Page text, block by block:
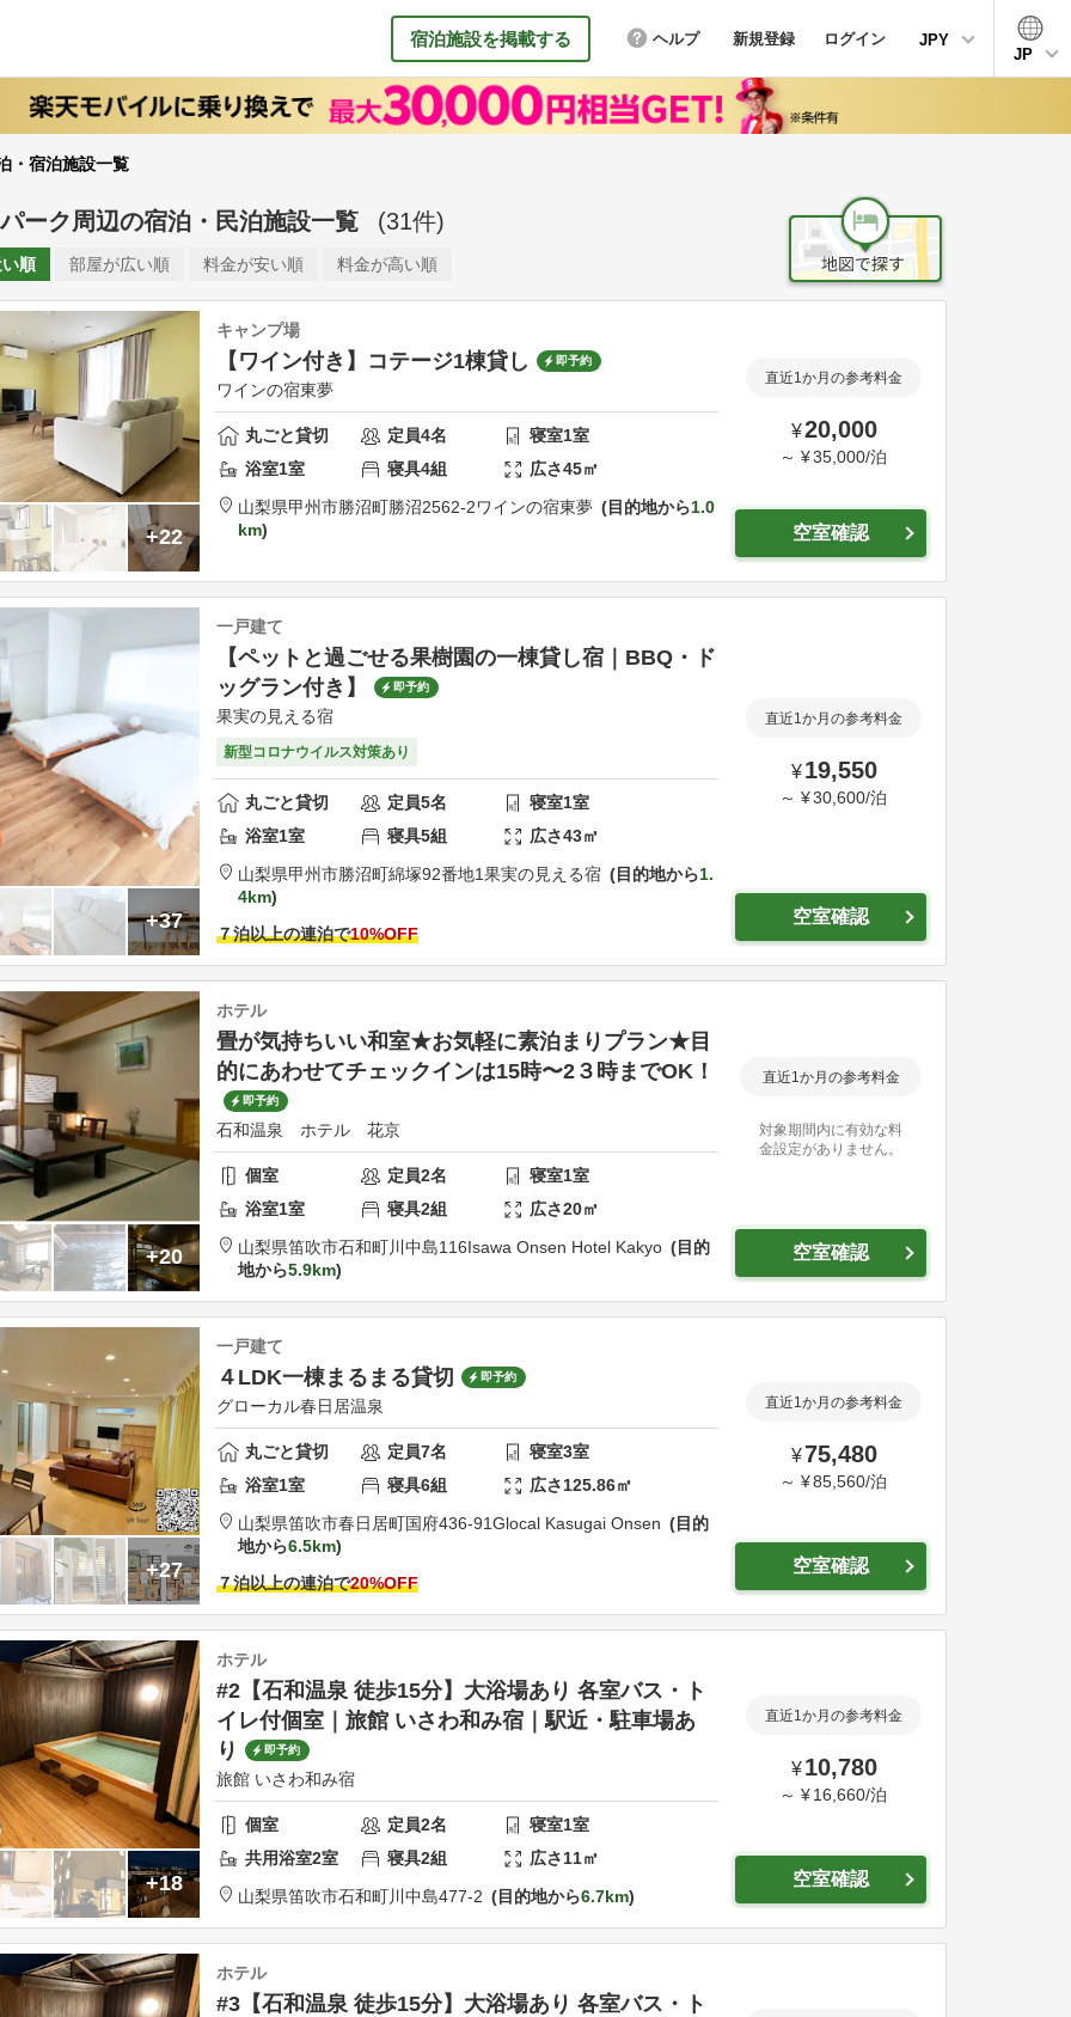
宿泊施設を掲載する ヘルプ 新規登録 ログイン
JPY
JP
・宿泊施設一覧
ーク周辺の宿泊・民泊施設一覧 (31件)
順 部屋が広い順 料金が安い順 料金が高い順
+22
キャンプ場
【ワイン付き】コテージ1棟貸し 即予約
ワインの宿東夢
丸ごと貸切 定員4名 寝室1室
浴室1室 寝具4組 広さ45㎡
山梨県甲州市勝沼町勝沼2562-2ワインの宿東夢 目的地から1.0
km
直近1か月の参考料金
¥20,000
～ ¥35,000/泊
空室確認
+37
一戸建て
【ペットと過ごせる果樹園の一棟貸し宿｜BBQ・ド
ッグラン付き】
即予約
果実の見える宿
新型コロナウイルス対策あり
丸ごと貸切 定員5名 寝室1室
浴室1室 寝具5組 広さ43㎡
山梨県甲州市勝沼町綿塚92番地1果実の見える宿 目的地から1.
4km
７泊以上の連泊で10%OFF
直近1か月の参考料金
¥ 19,550
～ ¥30,600/泊
空室確認
+20
ホテル
畳が気持ちいい和室★お気軽に素泊まりプラン★目
的にあわせてチェックインは15時〜2３時までOK！
即予約
石和温泉 ホテル 花京
個室 定員2名 寝室1室
浴室1室 寝具2組 広さ20㎡
山梨県笛吹市石和町川中島116Isawa Onsen Hotel Kakyo
目的
地から5.9km
直近1か月の参考料金
対象期間内に有効な料
金設定がありません。
空室確認
+27
一戸建て
４LDK一棟まるまる貸切 即予約
グローカル春日居温泉
丸ごと貸切 定員7名 寝室3室
浴室1室 寝具6組 広さ125.86㎡
山梨県笛吹市春日居町国府436-91Glocal Kasugai Onsen
目的
地から6.5km
７泊以上の連泊で20%OFF
直近1か月の参考料金
¥75,480
～ ¥85,560/泊
空室確認
+18
ホテル
#2【石和温泉 徒歩15分】大浴場あり 各室バス・ト
イレ付個室｜旅館 いさわ和み宿｜駅近・駐車場あ
り
即予約
旅館 いさわ和み宿
個室 定員2名 寝室1室
共用浴室2室 寝具2組 広さ11㎡
山梨県笛吹市石和町川中島477-2 目的地から6.7km
直近1か月の参考料金
¥ 10,780
～ ¥ 16,660/泊
空室確認
ホテル
#3【石和温泉 徒歩15分】大浴場あり 各室バス・ト